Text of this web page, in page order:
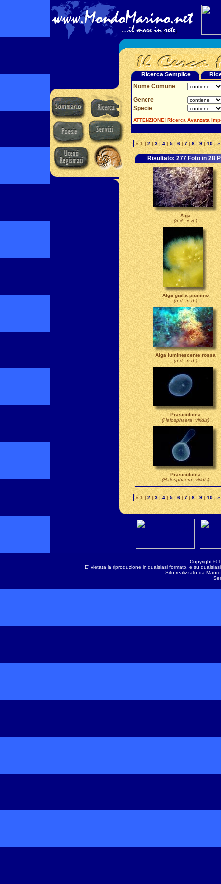
Ricerca Semplice
Nome Comune
Genere
Specie
ATTENZIONE! Ricerca Avanzata
« 1 | 2 | 3 |4 |5| 6 | 7 |8 |9|10 |»
Risultato: 277 Foto in 28
Alga
(n.d. n.d.)
Alga gialla piumino
(n.d. n.d.)
Alga luminescente rossa
(n.d. n.d.)
Prasinoficea
(Halosphaera viridis)
Prasinoficea
(Halosphaera viridis)
« 1 | 2 | 3 |4 |5| 6 | 7 |8 |9|10 |»
Copyright ©
E' vietata la riproduzione in qualsiasi formato, e su
Sito realizzato da